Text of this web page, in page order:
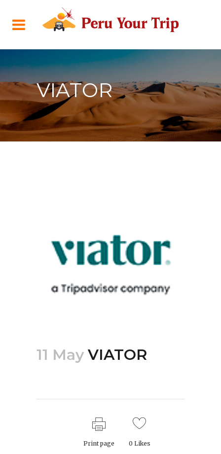
VIATOR
11 May VIATOR
Posted at 18:58h
Print page 0 Likes